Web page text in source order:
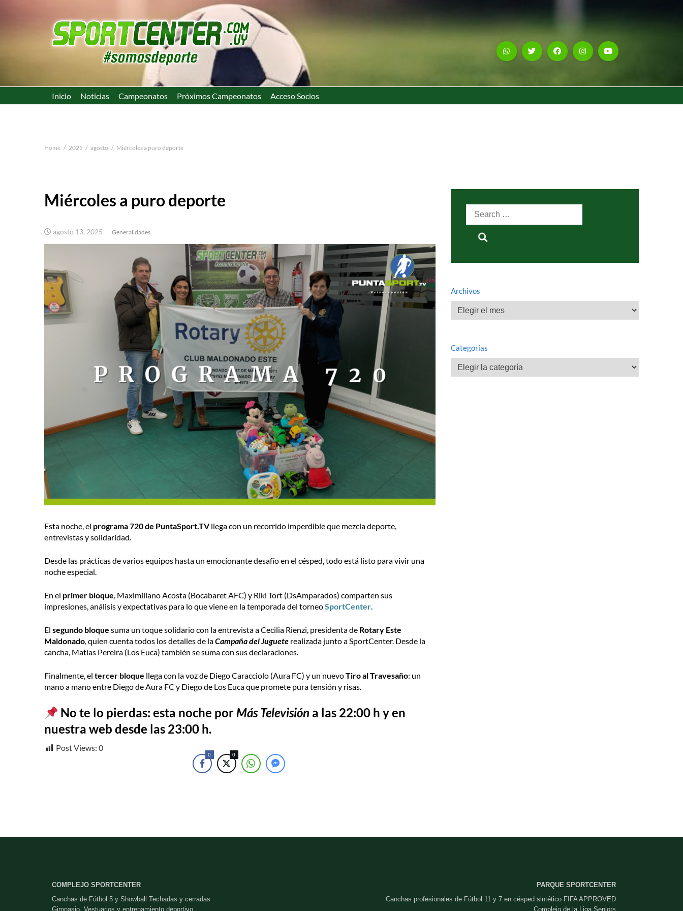
Inicio Noticias Campeonatos Próximos Campeonatos Acceso Socios
Home 2025 agosto Miércoles a puro deporte
Miércoles a puro deporte
agosto 13, 2025 Generalidades
Esta noche, el programa 720 de PuntaSport.TVllega con un recorrido imperdible que mezcla deporte,
entrevistas y solidaridad.
Desde las prácticas de varios equipos hasta un emocionante desafío en el césped, todo está listo para vivir una
noche especial.
En el primer bloque, Maximiliano Acosta (Bocabaret AFC) y Riki Tort (DsAmparados) comparten sus
impresiones, análisis y expectativas para lo que viene en la temporada del torneoSportCenter.
El segundo bloque suma un toque solidario con la entrevista a Cecilia Rienzi, presidenta de Rotary Este
Maldonado, quien cuenta todos los detalles de laCampaña del Juguete realizada junto a SportCenter. Desde la
cancha, Matías Pereira (Los Euca) también se suma con sus declaraciones.
Finalmente, el tercer bloque llega con la voz de Diego Caracciolo (Aura FC) y un nuevoTiro al Travesaño: un
mano a mano entre Diego de Aura FC y Diego de Los Euca que promete pura tensión y risas.
No te lo pierdas: esta noche por Más Televisión a las 22:00 h y en
nuestra web desde las 23:00 h.
Post Views: 0
0 0
Search
for:
Archivos
Archivos
Categorías
Categorías
COMPLEJO SPORTCENTER
Canchas de Fútbol 5 y Showball Techadas y cerradas
Gimnasio, Vestuarios y entrenamiento deportivo
PARQUE SPORTCENTER
Canchas profesionales de Fútbol 11 y 7 en césped sintético FIFA APPROVED
Complejo de la Liga Seniors